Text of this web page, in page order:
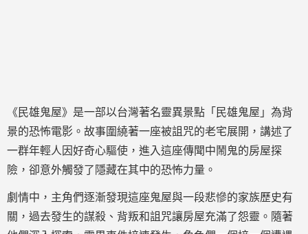
《民雄鬼屋》是一部以台灣著名靈異景點「民雄鬼屋」為背
景的恐怖電影。故事圍繞著一座被詛咒的老宅展開，講述了
一群年輕人因好奇心驅使，進入這座傳聞中鬧鬼的房屋探
險，卻意外觸發了隱藏在其中的恐怖力量。
劇情中，主角們逐漸發現這座鬼屋與一段悲慘的家族歷史有
關，過去發生的謀殺、背叛和詛咒讓房屋充滿了怨靈。隨著